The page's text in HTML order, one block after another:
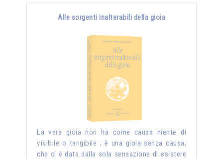
Alle sorgenti inalterabili della gioia
La vera gioia non ha come causa niente di
visibile o tangibile ; è una gioia senza causa,
che ci è data dalla sola sensazione di esistere